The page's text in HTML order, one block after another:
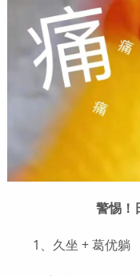
警惕！
1、久坐 + 葛优躺